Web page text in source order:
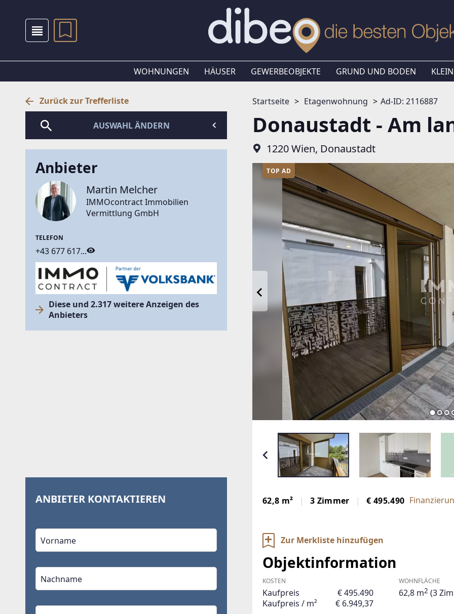
WOHNUNGEN HÄUSER GEWERBEOBJEKTE GRUND UND BODEN
Startseite Etagenwohnung Ad-ID: 2116887
Donaustadt - Am
1220 Wien, Donaustadt
TOP AD
62,8 m² 3 Zimmer € 495.490
Zur Merkliste hinzufügen
Objektinformation
KOSTEN
Kaufpreis
€ 495.490
Kaufpreis / m²
€ 6.949,37
WOHNFLÄCHE
62,8 m2 (3
Zurück zur Trefferliste
AUSWAHL ÄNDERN
Anbieter
Martin Melcher
IMMOcontract Immobilien
Vermittlung GmbH
TELEFON
+43 677 617...
Diese und 2.317 weitere Anzeigen des
Anbieters
ANBIETER KONTAKTIEREN